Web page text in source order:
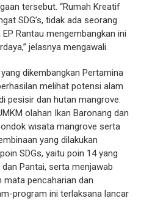
tersebut. “Rumah Kreatif
SDG’s, tidak ada seorang
Rantau mengembangkan ini
jelasnya mengawali.
dikembangkan Pertamina
melihat potensi alam
pesisir dan hutan mangrove.
olahan Ikan Baronang dan
wisata mangrove serta
yang dilakukan
SDGs, yaitu poin 14 yang
Pantai, serta menjawab
mata pencaharian dan
program ini terlaksana lancar